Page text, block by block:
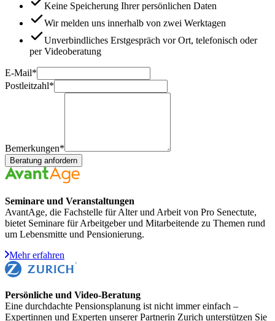
Keine Speicherung Ihrer persönlichen Daten
Wir melden uns innerhalb von zwei Werktagen
Unverbindliches Erstgespräch vor Ort, telefonisch oder
per Videoberatung
E-Mail*
Postleitzahl*
Bemerkungen*
Beratung anfordern
Seminare und Veranstaltungen
AvantAge, die Fachstelle für Alter und Arbeit von Pro Senectute,
bietet Seminare für Arbeitgeber und Mitarbeitende zu Themen rund
um Lebensmitte und Pensionierung.
Mehr erfahren
Persönliche und Video-Beratung
Eine durchdachte Pensionsplanung ist nicht immer einfach –
Expertinnen und Experten unserer Partnerin Zurich unterstützen Sie